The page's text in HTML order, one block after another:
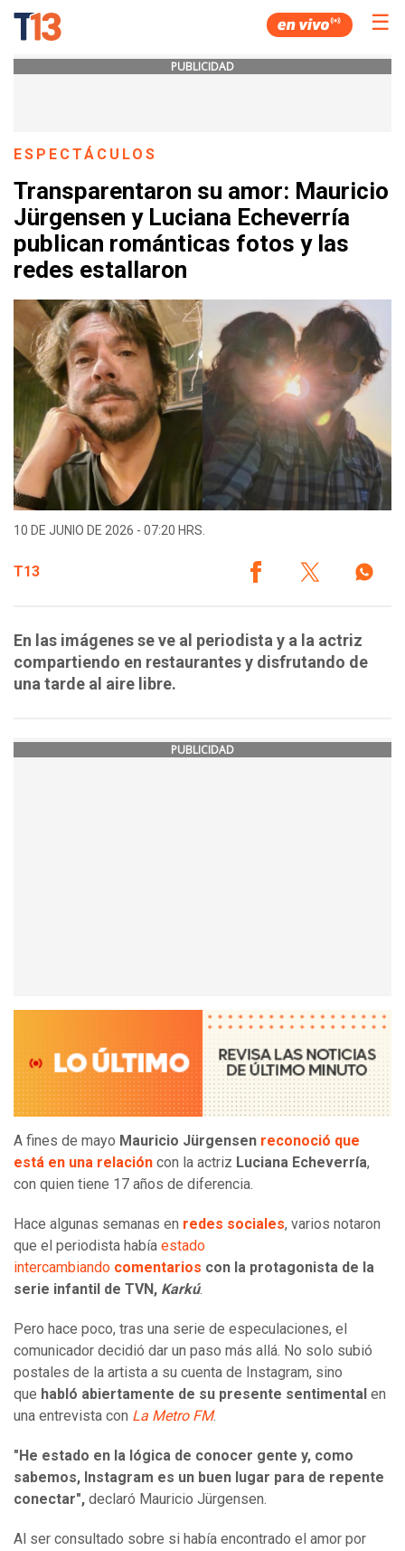
☰
PUBLICIDAD
ESPECTÁCULOS
Transparentaron su amor: Mauricio
Jürgensen y Luciana Echeverría
publican románticas fotos y las
redes estallaron
10 DE JUNIO DE 2026 - 07:20 HRS.
T13
En las imágenes se ve al periodista y a la actriz
compartiendo en restaurantes y disfrutando de
una tarde al aire libre.
PUBLICIDAD
A fines de mayo Mauricio Jürgensen reconoció que
está en una relación con la actriz Luciana Echeverría,
con quien tiene 17 años de diferencia.
Hace algunas semanas en redes sociales, varios notaron
que el periodista había estado
intercambiando comentarios con la protagonista de la
serie infantil de TVN, Karkú.
Pero hace poco, tras una serie de especulaciones, el
comunicador decidió dar un paso más allá. No solo subió
postales de la artista a su cuenta de Instagram, sino
que habló abiertamente de su presente sentimental en
una entrevista con La Metro FM.
"He estado en la lógica de conocer gente y, como
sabemos, Instagram es un buen lugar para de repente
conectar", declaró Mauricio Jürgensen.
Al ser consultado sobre si había encontrado el amor por